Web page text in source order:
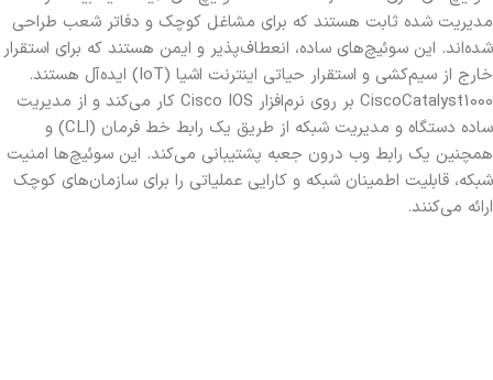
مدیریت شده ثابت هستند که برای مشاغل کوچک و دفاتر شعب طراحی
شده‌اند. این سوئیچ‌های ساده، انعطاف‌پذیر و ایمن هستند که برای استقرار
خارج از سیم‌کشی و استقرار حیاتی اینترنت اشیا (IoT) ایده‌آل هستند.
CiscoCatalyst1000 بر روی نرم‌افزار Cisco IOS کار می‌کند و از مدیریت
ساده دستگاه و مدیریت شبکه از طریق یک رابط خط فرمان (CLI) و
همچنین یک رابط وب درون جعبه پشتیبانی می‌کند. این سوئیچ‌ها امنیت
شبکه، قابلیت اطمینان شبکه و کارایی عملیاتی را برای سازمان‌های کوچک
ارائه می‌کنند.